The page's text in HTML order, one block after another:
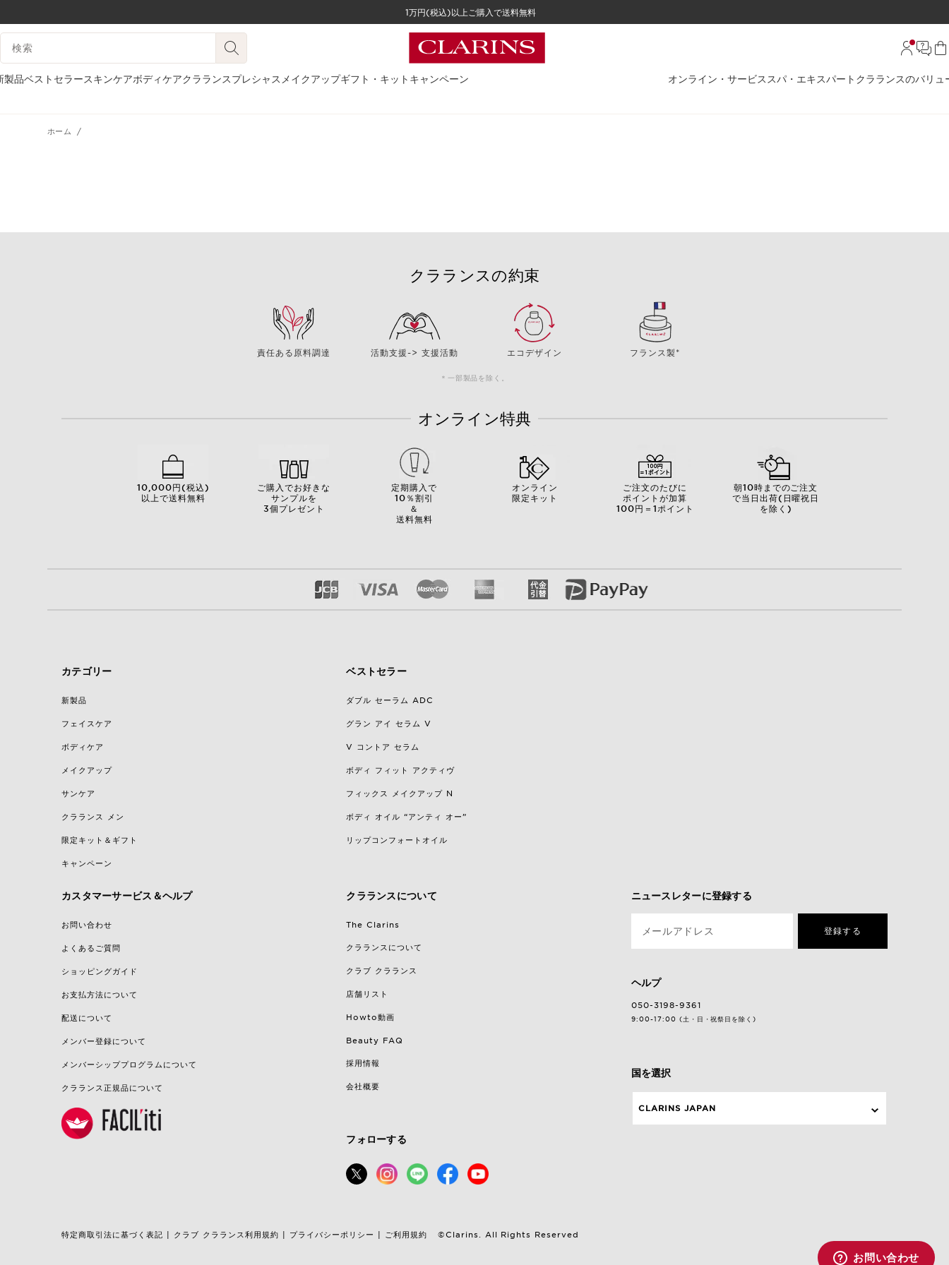
コンテンツへ移動
1万円(税込)以上ご購入で送料無料
検索候補
製品ベストセラースキンケアボディケアクラランスプレシャス メイクアップギフト・キット キャンペーン オンライン・サービス スパ・エキスパート クラランスのバリュ
ホーム
クラランスの約束
責任ある原料調達 活動支援-> 支援活動 エコデザイン フランス製*
＊一部製品を除く。
オンライン特典
10,000円(税込)
以上で送料無料
ご購入でお好きな
サンプルを
3個プレゼント
定期購入で
10％割引
＆
送料無料
オンライン
限定キット
ご注文のたびに
ポイントが加算
100円＝1ポイント
朝10時までのご注文
で当日出荷(日曜祝日
を除く)
カテゴリー
新製品
フェイスケア
ボディケア
メイクアップ
サンケア
クラランス メン
限定キット＆ギフト
キャンペーン
ベストセラー
ダブル セーラム ADC
グラン アイ セラム V
V コントア セラム
ボディ フィット アクティヴ
フィックス メイクアップ N
ボディ オイル “アンティ オー”
リップコンフォートオイル
カスタマーサービス＆ヘルプ
お問い合わせ
よくあるご質問
ショッピングガイド
お支払方法について
配送について
メンバー登録について
メンバーシッププログラムについて
クラランス正規品について
クラランスについて
The Clarins
クラランスについて
クラブ クラランス
店舗リスト
Howto動画
Beauty FAQ
採用情報
会社概要
フォローする
ニュースレターに登録する
メールアドレス 登録する
ヘルプ
050-3198-9361
9:00-17:00 (土・日・祝祭日を除く)
国を選択
CLARINS JAPAN
特定商取引法に基づく表記 クラブ クラランス利用規約 プライバシーポリシー ご利用規約 ©Clarins. All Rights Reserved